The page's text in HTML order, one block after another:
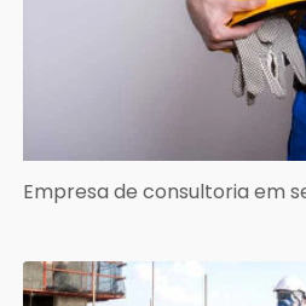
Empresa de consultoria em